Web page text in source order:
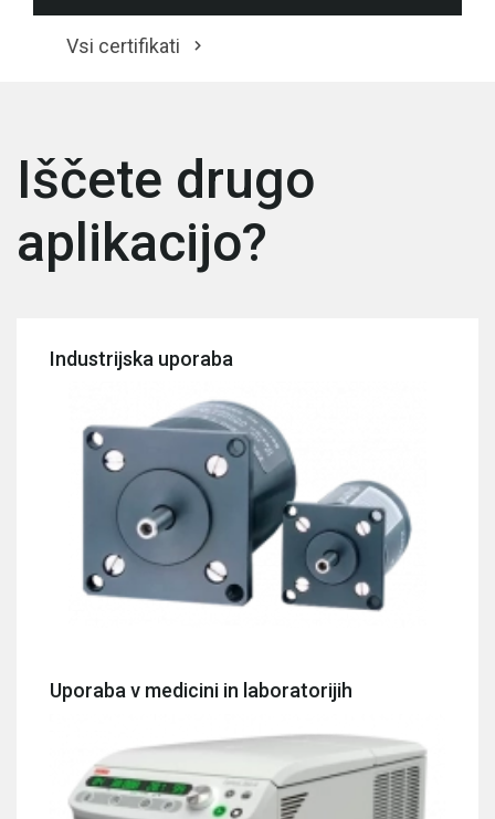
Vsi certifikati
Iščete drugo
aplikacijo?
Industrijska uporaba
Uporaba v medicini in laboratorijih